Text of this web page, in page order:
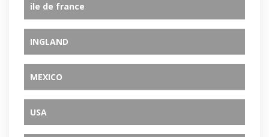
ile de france
INGLAND
MEXICO
USA